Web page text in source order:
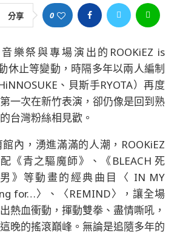
分享 0
樂祭與專場演出的ROOKiEZ is
休止等變動，時隔多年以兩人編制
、貝斯手RYOTA）再度
一次在新竹表演，卻仍像是回到熟
台灣粉絲相見歡。
內，湧進滿滿的人潮，ROOKiEZ
《青之驅魔師》、《BLEACH 死
》等動畫的經典曲目〈 IN MY
for…〉、〈REMIND〉，讓全場
熱血衝動，揮動雙拳、盡情嘶吼，
晚的搖滾巔峰。無論是追隨多年的